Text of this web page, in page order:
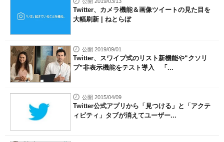
Twitter、カメラ機能＆画像ツイートの見た目を
大幅刷新 | ねとらぼ
公開 2019/09/01
Twitter、スワイプ式のリスト新機能や“クソリ
プ”非表示機能をテスト導入 「...
公開 2015/04/09
Twitter公式アプリから「見つける」と「アクテ
ィビティ」タブが消えてユーザー...